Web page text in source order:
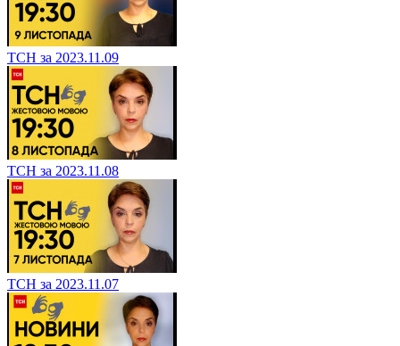
ТСН за 2023.11.09
ТСН за 2023.11.08
ТСН за 2023.11.07